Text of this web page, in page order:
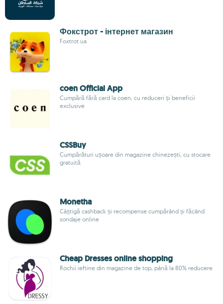
Фокстрот - інтернет магазин
Foxtrot.ua
coen Official App
Cumpără fără card la coen, cu reduceri și beneficii
exclusive
CSSBuy
Cumpărături ușoare din magazine chinezești, cu stocare
gratuită
Monetha
Câștigă cashback și recompense cumpărând și făcând
sondaje online
Cheap Dresses online shopping
Rochii ieftine din magazine de top, până la 80% reducere